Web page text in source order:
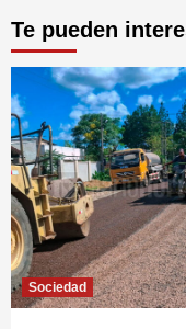
Te pueden
Sociedad